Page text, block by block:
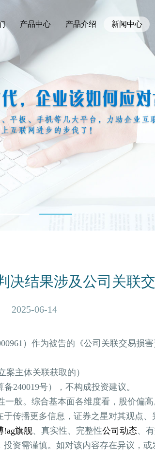
产品中心 产品介绍 新闻中心
决结果涉及公司关联
2025-06-14
）作为被告的《公司关联交易损
主体关联获取的）
号），不构成投资建议。
般。综合基本面各维度看，股价偏高
播更多信息，证券之星对其观点、
!ag旗舰、真实性、完整性公司动态、
资需谨慎。如对该内容存在异议，